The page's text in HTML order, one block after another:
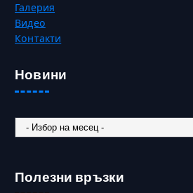
Галерия
Видео
Контакти
Новини
Новини
Полезни връзки